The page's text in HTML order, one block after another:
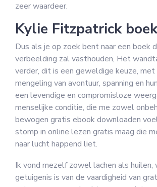
zeer waardeer.
Kylie Fitzpatrick
Dus als je op zoek bent naar een boek
verbeelding zal vasthouden, Het
verder, dit is een geweldige keuze, met
mengeling van avontuur, spanning en
een levendige en compromisloze
menselijke conditie, die me zowel
bewogen gratis ebook downloaden
stomp in online lezen gratis maag die
naar lucht happend liet.
Ik vond mezelf zowel lachen als huilen,
getuigenis is van de vaardigheid van